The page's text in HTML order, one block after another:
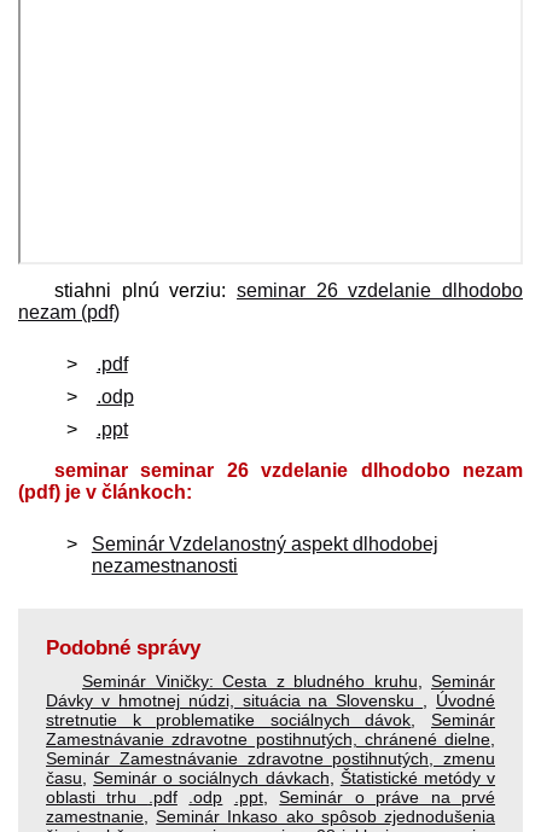
stiahni plnú verziu: seminar 26 vzdelanie dlhodobo
nezam (pdf)
.pdf
.odp
.ppt
seminar seminar 26 vzdelanie dlhodobo nezam
(pdf) je v článkoch:
Seminár Vzdelanostný aspekt dlhodobej
nezamestnanosti
Podobné správy
Seminár Viničky: Cesta z bludného kruhu, Seminár
Dávky v hmotnej núdzi, situácia na Slovensku , Úvodné
stretnutie k problematike sociálnych dávok,Seminár
Zamestnávanie zdravotne postihnutých, chránené dielne,
Seminár Zamestnávanie zdravotne postihnutých, zmenu
času,Seminár o sociálnych dávkach, Štatistické metódy v
oblasti trhu .pdf .odp .ppt,Seminár o práve na prvé
zamestnanie,Seminár Inkaso ako spôsob zjednodušenia